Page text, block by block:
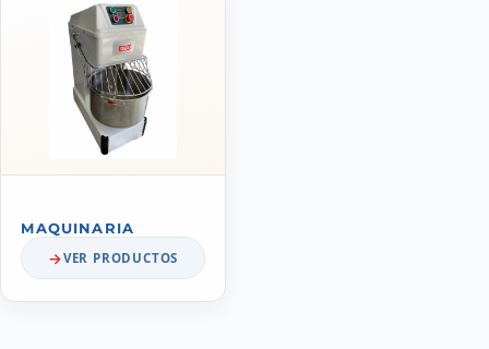
MAQUINARIA
VER PRODUCTOS